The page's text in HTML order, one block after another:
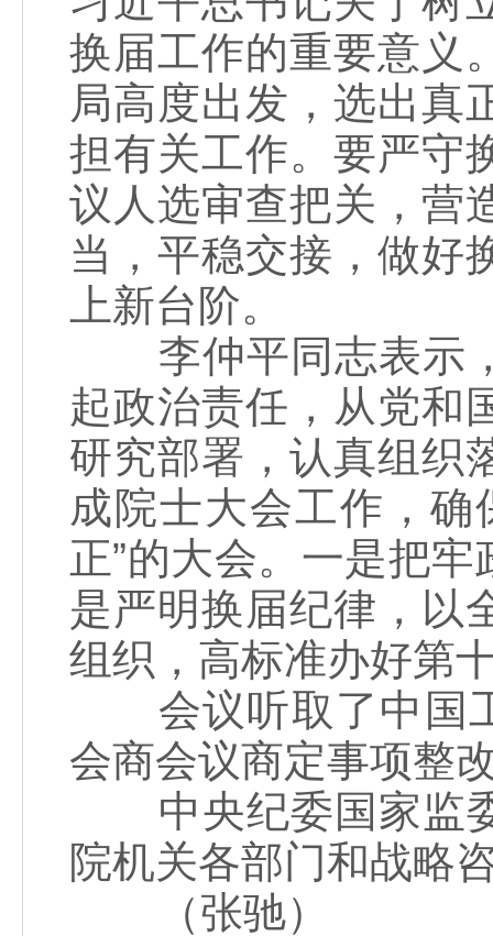
换届工作的重要意义
局高度出发，选出真
担有关工作。要严守
议人选审查把关，营
当，平稳交接，做好
上新台阶。
李仲平同志表示，
起政治责任，从党和
研究部署，认真组织
成院士大会工作，确
正”的大会。一是把
是严明换届纪律，以
组织，高标准办好第
会议听取了中国工
会商会议商定事项整
中央纪委国家监委
院机关各部门和战略
（张驰）